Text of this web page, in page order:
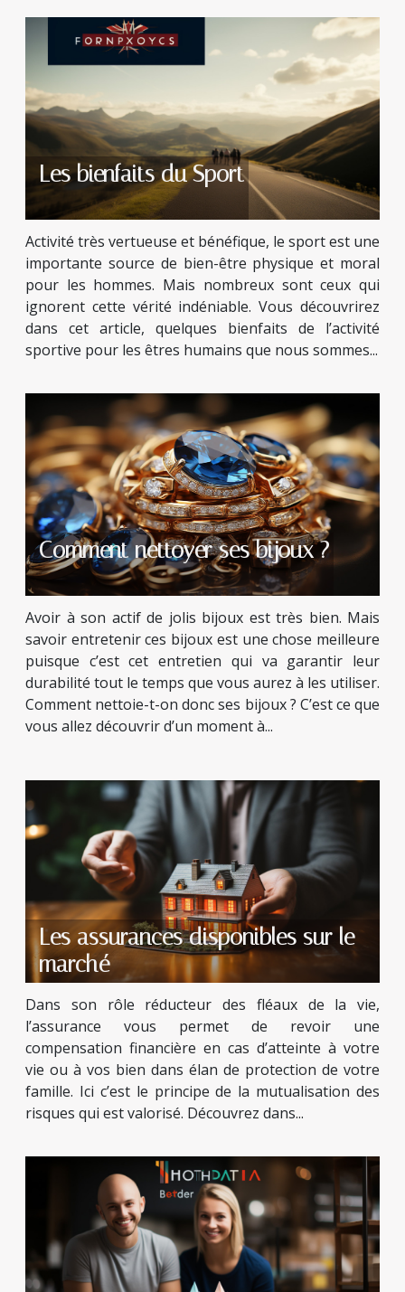
Les bienfaits du Sport
Activité très vertueuse et bénéfique, le sport est une
importante source de bien-être physique et moral
pour les hommes. Mais nombreux sont ceux qui
ignorent cette vérité indéniable. Vous découvrirez
dans cet article, quelques bienfaits de l’activité
sportive pour les êtres humains que nous sommes...
Comment nettoyer ses bijoux ?
Avoir à son actif de jolis bijoux est très bien. Mais
savoir entretenir ces bijoux est une chose meilleure
puisque c’est cet entretien qui va garantir leur
durabilité tout le temps que vous aurez à les utiliser.
Comment nettoie-t-on donc ses bijoux ? C’est ce que
vous allez découvrir d’un moment à...
Les assurances disponibles sur le
marché
Dans son rôle réducteur des fléaux de la vie,
l’assurance vous permet de revoir une
compensation financière en cas d’atteinte à votre
vie ou à vos bien dans élan de protection de votre
famille. Ici c’est le principe de la mutualisation des
risques qui est valorisé. Découvrez dans...